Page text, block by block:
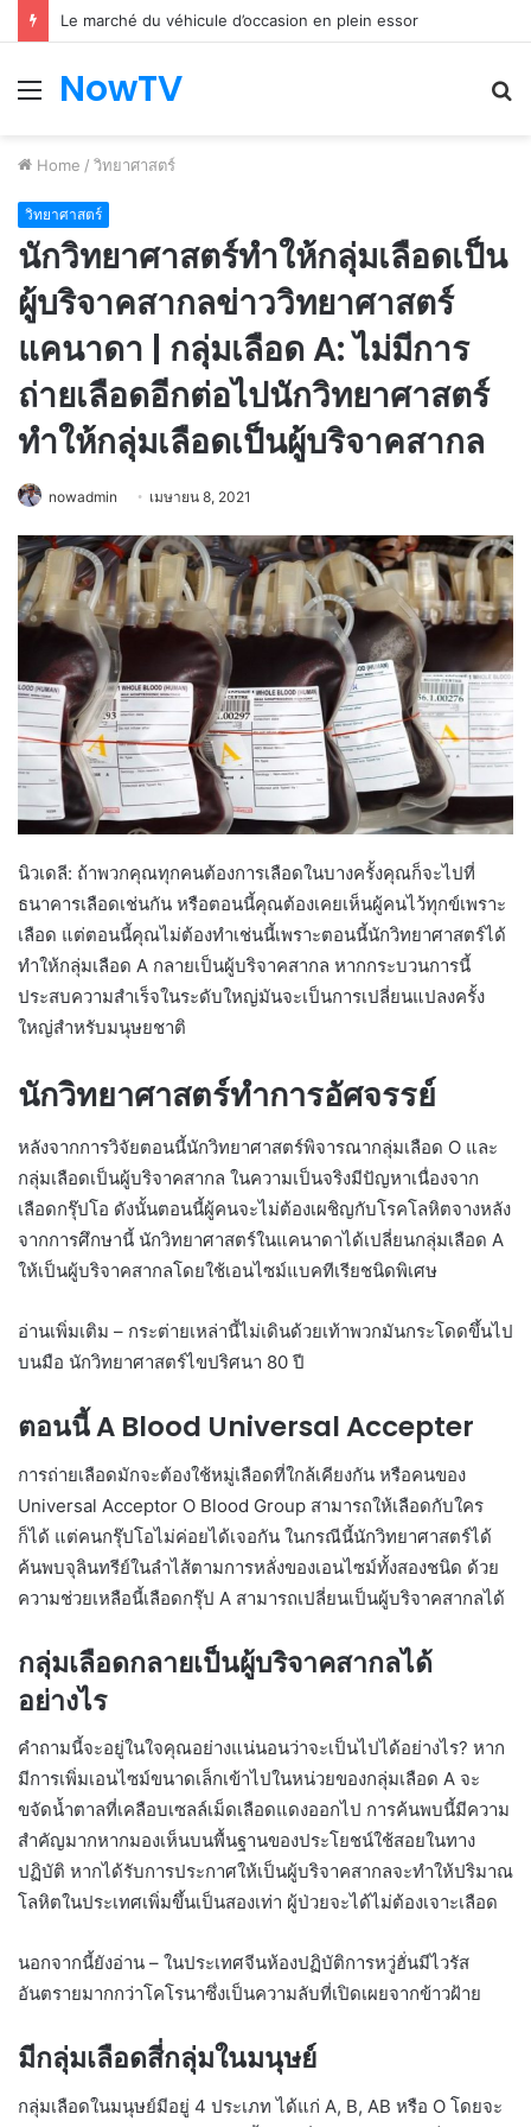
Le marché du véhicule d’occasion en plein essor
Menu
NowTV
Home / วิทยาศาสตร์
วิทยาศาสตร์
นักวิทยาศาสตร์ทำให้กลุ่มเลือดเป็น
ผู้บริจาคสากลข่าววิทยาศาสตร์
แคนาดา | กลุ่มเลือด A: ไม่มีการ
ถ่ายเลือดอีกต่อไปนักวิทยาศาสตร์
ทำให้กลุ่มเลือดเป็นผู้บริจาคสากล
nowadmin เมษายน 8, 2021
นิวเดลี: ถ้าพวกคุณทุกคนต้องการเลือดในบางครั้งคุณก็จะไปที่
ธนาคารเลือดเช่นกัน หรือตอนนี้คุณต้องเคยเห็นผู้คนไว้ทุกข์เพราะ
เลือด แต่ตอนนี้คุณไม่ต้องทำเช่นนี้เพราะตอนนี้นักวิทยาศาสตร์ได้
ทำให้กลุ่มเลือด A กลายเป็นผู้บริจาคสากล หากกระบวนการนี้
ประสบความสำเร็จในระดับใหญ่มันจะเป็นการเปลี่ยนแปลงครั้ง
ใหญ่สำหรับมนุษยชาติ
นักวิทยาศาสตร์ทำการอัศจรรย์
หลังจากการวิจัยตอนนี้นักวิทยาศาสตร์พิจารณากลุ่มเลือด O และ
กลุ่มเลือดเป็นผู้บริจาคสากล ในความเป็นจริงมีปัญหาเนื่องจาก
เลือดกรุ๊ปโอ ดังนั้นตอนนี้ผู้คนจะไม่ต้องเผชิญกับโรคโลหิตจางหลัง
จากการศึกษานี้ นักวิทยาศาสตร์ในแคนาดาได้เปลี่ยนกลุ่มเลือด A
ให้เป็นผู้บริจาคสากลโดยใช้เอนไซม์แบคทีเรียชนิดพิเศษ
อ่านเพิ่มเติม – กระต่ายเหล่านี้ไม่เดินด้วยเท้าพวกมันกระโดดขึ้นไป
บนมือ นักวิทยาศาสตร์ไขปริศนา 80 ปี
ตอนนี้ A Blood Universal Accepter
การถ่ายเลือดมักจะต้องใช้หมู่เลือดที่ใกล้เคียงกัน หรือคนของ
Universal Acceptor O Blood Group สามารถให้เลือดกับใคร
ก็ได้ แต่คนกรุ๊ปโอไม่ค่อยได้เจอกัน ในกรณีนี้นักวิทยาศาสตร์ได้
ค้นพบจุลินทรีย์ในลำไส้ตามการหลั่งของเอนไซม์ทั้งสองชนิด ด้วย
ความช่วยเหลือนี้เลือดกรุ๊ป A สามารถเปลี่ยนเป็นผู้บริจาคสากลได้
กลุ่มเลือดกลายเป็นผู้บริจาคสากลได้
อย่างไร
คำถามนี้จะอยู่ในใจคุณอย่างแน่นอนว่าจะเป็นไปได้อย่างไร? หาก
มีการเพิ่มเอนไซม์ขนาดเล็กเข้าไปในหน่วยของกลุ่มเลือด A จะ
ขจัดน้ำตาลที่เคลือบเซลล์เม็ดเลือดแดงออกไป การค้นพบนี้มีความ
สำคัญมากหากมองเห็นบนพื้นฐานของประโยชน์ใช้สอยในทาง
ปฏิบัติ หากได้รับการประกาศให้เป็นผู้บริจาคสากลจะทำให้ปริมาณ
โลหิตในประเทศเพิ่มขึ้นเป็นสองเท่า ผู้ป่วยจะได้ไม่ต้องเจาะเลือด
นอกจากนี้ยังอ่าน – ในประเทศจีนห้องปฏิบัติการหวู่ฮั่นมีไวรัส
อันตรายมากกว่าโคโรนาซึ่งเป็นความลับที่เปิดเผยจากข้าวฝ้าย
มีกลุ่มเลือดสี่กลุ่มในมนุษย์
กลุ่มเลือดในมนุษย์มีอยู่ 4 ประเภท ได้แก่ A, B, AB หรือ O โดยจะ